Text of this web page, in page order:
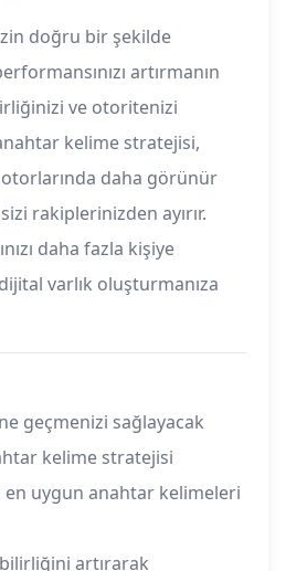
doğru bir şekilde
artırmanın
ve otoritenizi
kelime stratejisi,
daha görünür
rakiplerinizden ayırır.
daha fazla kişiye
varlık oluşturmanıza
geçmenizi sağlayacak
kelime stratejisi
uygun anahtar kelimeleri
artırarak